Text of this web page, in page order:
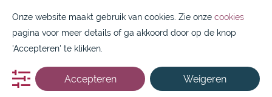
088 1800 550
Onze website maakt gebruik van cookies. Zie onze cookies
pagina voor meer details of ga akkoord door op de knop
'Accepteren' te klikken.
Accepteren Weigeren